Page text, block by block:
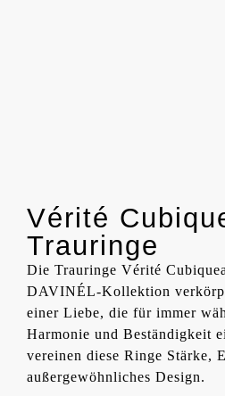
Vérité
Trauringe
Die Trauringe Vérité
DAVINÉL-Kollektion
einer Liebe, die für immer
Harmonie und Beständigkeit
vereinen diese Ringe Stärke,
außergewöhnliches Design.